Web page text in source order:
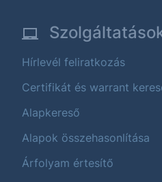
Hírlevél feliratkozás
Certifikát és warrant
Alapkereső
Alapok összehasonlítása
Árfolyam értesítő